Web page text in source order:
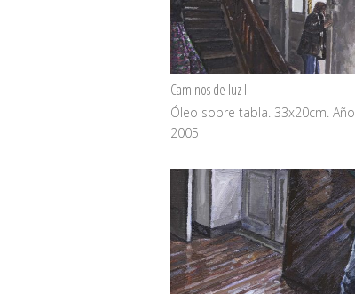
Caminos de luz II
Óleo sobre tabla. 33x20cm. Año
2005